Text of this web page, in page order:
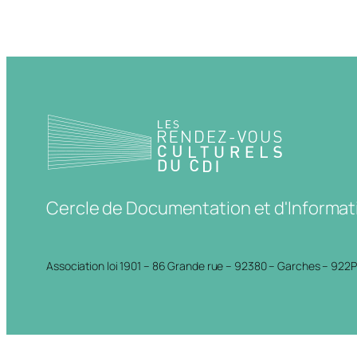
Cercle de Documentation et
Association loi 1901 – 86 Grande rue – 92380 – Garches –